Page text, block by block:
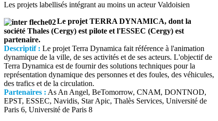
Les projets labellisés intégrant au moins un acteur Valdoisien
Le projet TERRA DYNAMICA, dont la
société Thales (Cergy) est pilote et l'ESSEC (Cergy) est
partenaire.
Descriptif : Le projet Terra Dynamica fait référence à l'animation
dynamique de la ville, de ses activités et de ses acteurs. L'objectif de
Terra Dynamica est de fournir des solutions techniques pour la
représentation dynamique des personnes et des foules, des véhicules,
des trafics et de la circulation.
Partenaires : As An Angel, BeTomorrow, CNAM, DONTNOD,
EPST, ESSEC, Navidis, Star Apic, Thalès Services, Université de
Paris 6, Université de Paris 8